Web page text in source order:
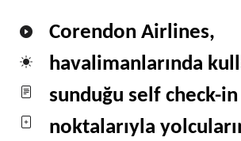
Corendon Airlines,
havalimanlarında
sunduğu self check-
noktalarıyla